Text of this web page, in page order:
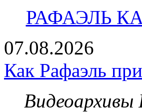
РАФАЭЛЬ
07.08.2026
Как Рафаэль